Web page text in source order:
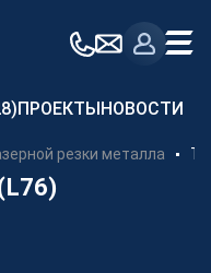
на заказ
ПРОЕКТЫНОВОСТИ
резки металла